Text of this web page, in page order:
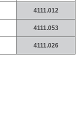
4111.012
4111.053
4111.026